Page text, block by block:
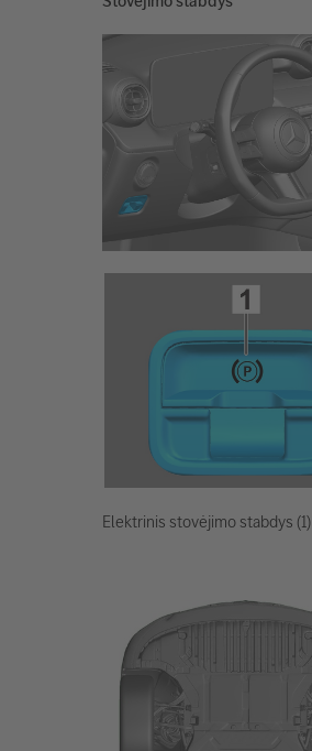
Elektrinis stovėjimo stabdys (1)